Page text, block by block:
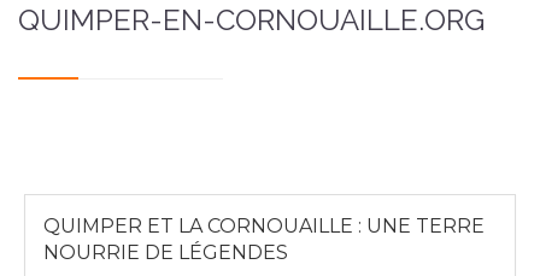
QUIMPER-EN-CORNOUAILLE.ORG
QUIMPER ET LA CORNOUAILLE : UNE TERRE
NOURRIE DE LÉGENDES